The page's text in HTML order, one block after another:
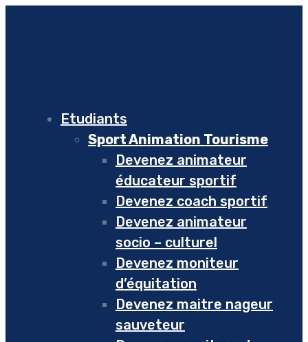
Etudiants
Sport Animation Tourisme
Devenez animateur
éducateur sportif
Devenez coach sportif
Devenez animateur
socio – culturel
Devenez moniteur
d’équitation
Devenez maitre nageur
sauveteur